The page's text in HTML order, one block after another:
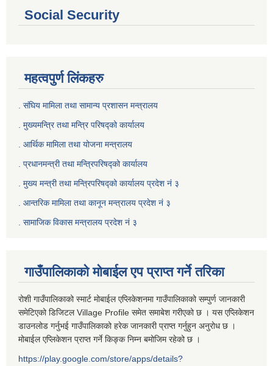
Social Security
महत्वपुर्ण लिंकहरु
. संघिय मामिला तथा सामान्य प्रशासन मन्त्रालय
. मुख्यमन्त्रि तथा मन्त्रि परिषद्को कार्यालय
. आर्थिक मामिला तथा योजना मन्त्रालय
. प्रधानमन्त्री तथा मन्त्रिपरिषद्को कार्यालय
मुख्य मन्त्री तथा मन्त्रिपरिषद्को कार्यालय प्रदेश नं ३
आन्तरिक मामिला तथा कानून मन्त्रालय प्रदेश नं ३
सामाजिक विकास मन्त्रालय प्रदेश नं ३
गाउँपालिकाको मोबाईल एप प्राप्त गर्ने तरिका
रोशी गाउँपालिकाको स्मार्ट मोबाईल एप्लिकेशनमा गाउँपालिकाको सम्पुर्ण जानकारी
समेटिएको डिजिटल Village Profile समेत समाबेश गरीएको छ । यस एप्लिकेशन
डाउनलोड गर्नुभई गाउँपालिकाको हरेक जानकारी प्राप्त गर्नुहुन अनुरोध छ ।
मोबाईल एप्लिकेशन प्राप्त गर्ने किङ्क निम्न बमोजिम रहेको छ ।
https://play.google.com/store/apps/details?